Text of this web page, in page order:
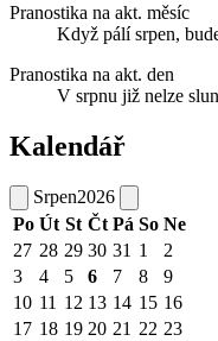
Pranostika na akt. měsíc
Když pálí srpen,
Pranostika na akt. den
V srpnu již nelze
Kalendář
Srpen2026
Po Út St Čt Pá So Ne
27 28 29 30 31 1
2
3
4 5 6 7 8
9
10 11 12 13 14 15 16
17 18 19 20 21 22 23